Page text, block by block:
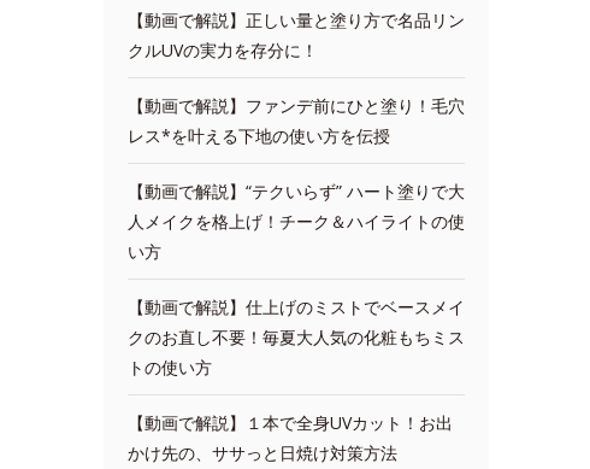
【動画で解説】正しい量と塗り方で名品リン
クルUVの実力を存分に！
【動画で解説】ファンデ前にひと塗り！毛穴
レス*を叶える下地の使い方を伝授
【動画で解説】“テクいらず” ハート塗りで大
人メイクを格上げ！チーク＆ハイライトの使
い方
【動画で解説】仕上げのミストでベースメイ
クのお直し不要！毎夏大人気の化粧もちミス
トの使い方
【動画で解説】１本で全身UVカット！お出
かけ先の、ササっと日焼け対策方法